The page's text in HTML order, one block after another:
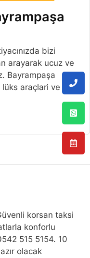
bizi
arayarak ucuz ve
Bayrampaşa
araçlari ve
korsan taksi
konforlu
515 5154. 10
olacak